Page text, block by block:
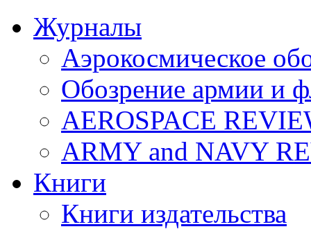
Журналы
Аэрокосмическое
Обозрение армии и
AEROSPACE
ARMY and NAVY
Книги
Книги издательства